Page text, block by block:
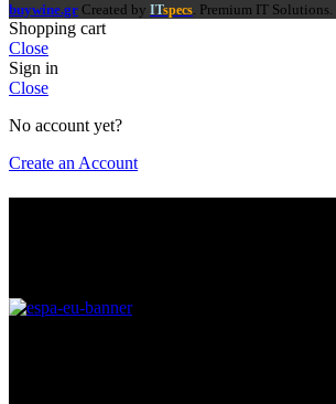
buywine.gr Created by ITspecs. Premium IT Solutions.
Shopping cart
Close
Sign in
Close
No account yet?
Create an Account